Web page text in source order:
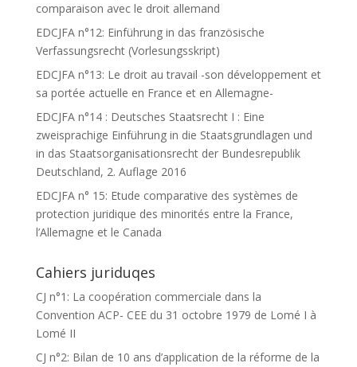
comparaison avec le droit allemand
EDCJFA n°12: Einführung in das französische
Verfassungsrecht (Vorlesungsskript)
EDCJFA n°13: Le droit au travail -son développement et
sa portée actuelle en France et en Allemagne-
EDCJFA n°14 : Deutsches Staatsrecht I : Eine
zweisprachige Einführung in die Staatsgrundlagen und
in das Staatsorganisationsrecht der Bundesrepublik
Deutschland, 2. Auflage 2016
EDCJFA n° 15: Etude comparative des systèmes de
protection juridique des minorités entre la France,
l’Allemagne et le Canada
Cahiers juriduqes
CJ n°1: La coopération commerciale dans la
Convention ACP- CEE du 31 octobre 1979 de Lomé I à
Lomé II
CJ n°2: Bilan de 10 ans d’application de la réforme de la